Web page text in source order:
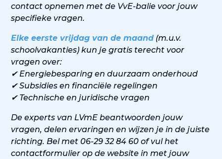
contact opnemen met de VvE-balie voor jouw
specifieke vragen.
Elke eerste vrijdag van de maand(m.u.v.
schoolvakanties) kun je gratis terecht voor
vragen over:
✔ Energiebesparing en duurzaam onderhoud
✔ Subsidies en financiële regelingen
✔ Technische en juridische vragen
De experts van LVmE beantwoorden jouw
vragen, delen ervaringen en wijzen je in de juiste
richting. Bel met 06-29 32 84 60 of vul het
contactformulier op de website in met jouw